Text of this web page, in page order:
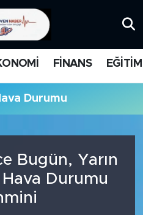
FİNANS EĞİTİM
Durumu
Bugün, Yarın
Durumu
ve Fikstür